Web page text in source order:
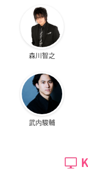
森川智之
武内駿輔